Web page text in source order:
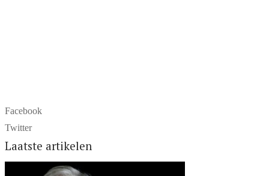
Facebook
Twitter
Laatste artikelen